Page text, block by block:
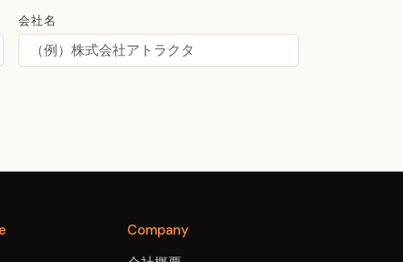
会社名
Company